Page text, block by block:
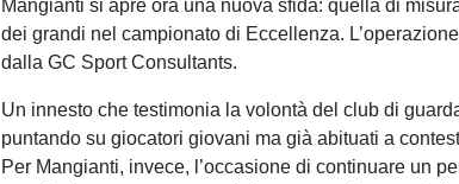
Mangianti si apre ora una nuova sfida: quella di
dei grandi nel campionato di Eccellenza.
dalla GC Sport Consultants.
Un innesto che testimonia la volontà del club di
puntando su giocatori giovani ma già abituati a
Per Mangianti, invece, l’occasione di continuare un